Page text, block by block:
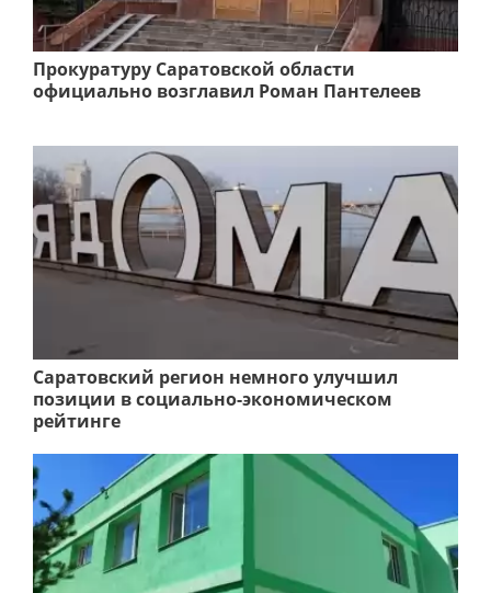
Прокуратуру Саратовской области
официально возглавил Роман Пантелеев
Саратовский регион немного улучшил
позиции в социально-экономическом
рейтинге